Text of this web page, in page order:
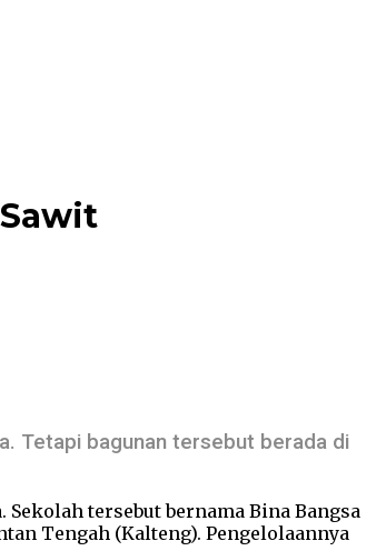
Tetapi bagunan tersebut berada di
tersebut bernama Bina Bangsa
Tengah (Kalteng). Pengelolaannya